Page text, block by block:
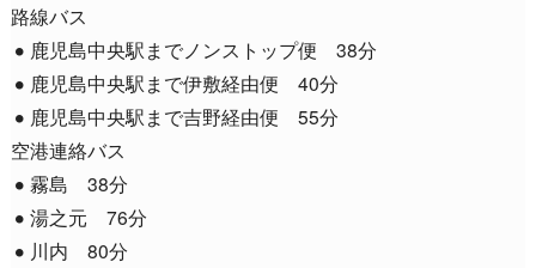
路線バス
鹿児島中央駅までノンストップ便 38分
鹿児島中央駅まで伊敷経由便 40分
鹿児島中央駅まで吉野経由便 55分
空港連絡バス
霧島 38分
湯之元 76分
川内 80分